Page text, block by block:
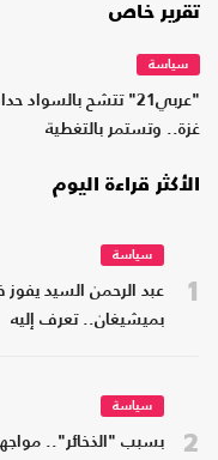
تقرير خاص
سياسة
"عربي21" تتشح
غزة.. وتستمر بالتغطية
الأكثر قراءة اليوم
1
سياسة
عبد الرحمن السيد يفوز
بميشيغان.. تعرف إليه
2
سياسة
بسبب "الذخائر"..